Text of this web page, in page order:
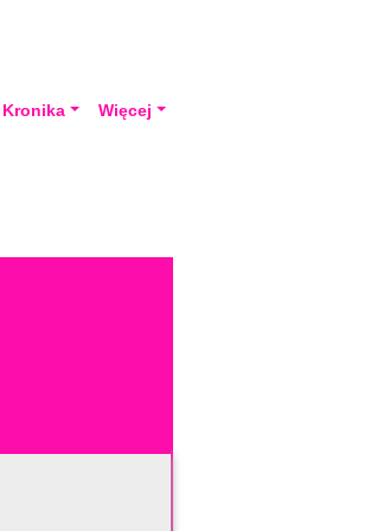
Kronika Więcej